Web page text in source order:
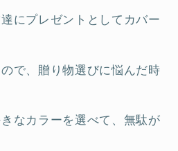
にプレゼントとしてカバー
で、贈り物選びに悩んだ時
なカラーを選べて、無駄が